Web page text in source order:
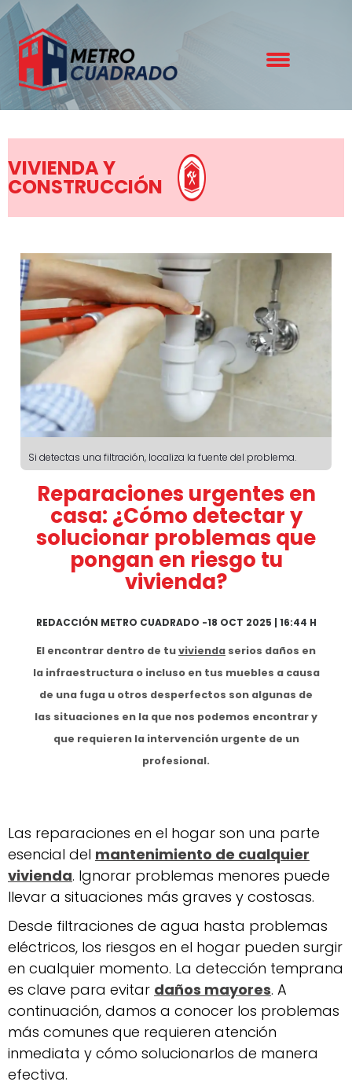
VIVIENDA Y
CONSTRUCCIÓN
Si detectas una filtración, localiza la fuente del problema.
Reparaciones urgentes en
casa: ¿Cómo detectar y
solucionar problemas que
pongan en riesgo tu
vivienda?
REDACCIÓN METRO CUADRADO -18 OCT 2025 | 16:44 H
El encontrar dentro de tuvivienda serios daños en
la infraestructura o incluso en tus muebles a causa
de una fuga u otros desperfectos son algunas de
las situaciones en la que nos podemos encontrar y
que requieren la intervención urgente de un
profesional.
Las reparaciones en el hogar son una parte
esencial del mantenimiento de cualquier
vivienda. Ignorar problemas menores puede
llevar a situaciones más graves y costosas.
Desde filtraciones de agua hasta problemas
eléctricos, los riesgos en el hogar pueden surgir
en cualquier momento. La detección temprana
es clave para evitar daños mayores. A
continuación, damos a conocer los problemas
más comunes que requieren atención
inmediata y cómo solucionarlos de manera
efectiva.